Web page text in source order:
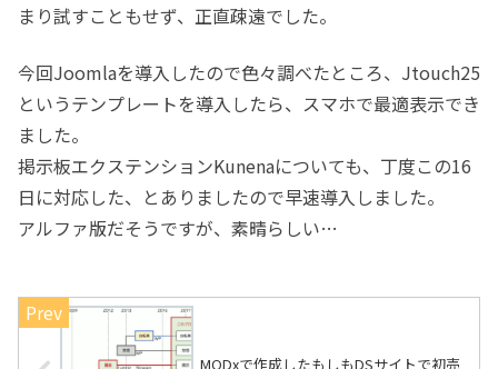
まり試すこともせず、正直疎遠でした。
今回Joomlaを導入したので色々調べたところ、Jtouch25
というテンプレートを導入したら、スマホで最適表示でき
ました。
掲示板エクステンションKunenaについても、丁度この16
日に対応した、とありましたので早速導入しました。
アルファ版だそうですが、素晴らしい…
MODxで作成したもしもDSサイトで初売